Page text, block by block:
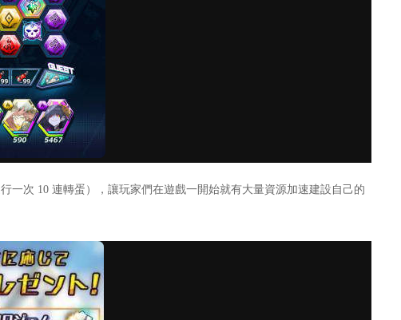
次 10 連轉蛋），讓玩家們在遊戲一開始就有大量資源加速建設自己的